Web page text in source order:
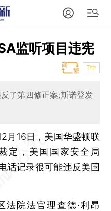
监听项目违宪
T中
了第四修正案;斯诺登发
月16日，美国华盛顿联
定，美国国家安全局
话记录很可能违反美国
院法官理查德·利昂